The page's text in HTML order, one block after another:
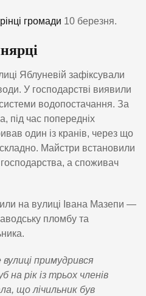
громади 10 березня.
Яблуневій зафіксували
У господарстві виявили
водопостачання. За
під час попередніх
один із кранів, через що
Майстри встановили
а споживач
на вулиці Івана Мазепи —
пломбу та
примудрився
на рік із трьох членів
що лічильник був